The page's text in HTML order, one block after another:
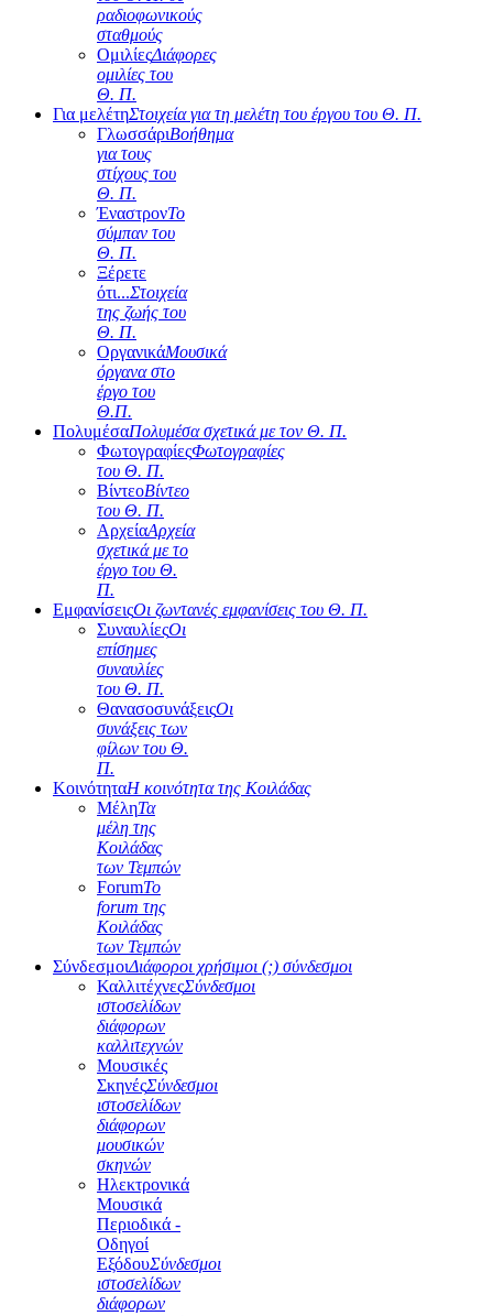
ραδιοφωνικούς
σταθμούς
ΟμιλίεςΔιάφορες
ομιλίες του
Θ. Π.
Για μελέτηΣτοιχεία για τη μελέτη του έργου του Θ. Π.
ΓλωσσάριΒοήθημα
για τους
στίχους του
Θ. Π.
ΈναστρονΤο
σύμπαν του
Θ. Π.
Ξέρετε
ότι...Στοιχεία
της ζωής του
Θ. Π.
ΟργανικάΜουσικά
όργανα στο
έργο του
Θ.Π.
ΠολυμέσαΠολυμέσα σχετικά με τον Θ. Π.
ΦωτογραφίεςΦωτογραφίες
του Θ. Π.
ΒίντεοΒίντεο
του Θ. Π.
ΑρχείαΑρχεία
σχετικά με το
έργο του Θ.
Π.
ΕμφανίσειςΟι ζωντανές εμφανίσεις του Θ. Π.
ΣυναυλίεςΟι
επίσημες
συναυλίες
του Θ. Π.
ΘανασοσυνάξειςΟι
συνάξεις των
φίλων του Θ.
Π.
ΚοινότηταΗ κοινότητα της Κοιλάδας
ΜέληΤα
μέλη της
Κοιλάδας
των Τεμπών
ForumΤο
forum της
Κοιλάδας
των Τεμπών
ΣύνδεσμοιΔιάφοροι χρήσιμοι (;) σύνδεσμοι
ΚαλλιτέχνεςΣύνδεσμοι
ιστοσελίδων
διάφορων
καλλιτεχνών
Μουσικές
ΣκηνέςΣύνδεσμοι
ιστοσελίδων
διάφορων
μουσικών
σκηνών
Ηλεκτρονικά
Μουσικά
Περιοδικά -
Οδηγοί
ΕξόδουΣύνδεσμοι
ιστοσελίδων
διάφορων